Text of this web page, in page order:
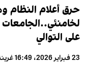
حرق أعلام النظام
لخامنئي..الجامعات
على التوالي
23 فبراير 2026، 16:49 غرينتش+0